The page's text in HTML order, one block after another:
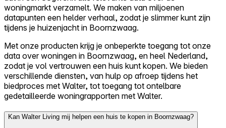
woningmarkt verzamelt. We maken van miljoenen
datapunten een helder verhaal, zodat je slimmer kunt zijn
tijdens je huizenjacht in Boornzwaag.
Met onze producten krijg je onbeperkte toegang tot onze
data over woningen in Boornzwaag, en heel Nederland,
zodat je vol vertrouwen een huis kunt kopen. We bieden
verschillende diensten, van hulp op afroep tijdens het
biedproces met Walter, tot toegang tot ontelbare
gedetailleerde woningrapporten met Walter.
Kan Walter Living mij helpen een huis te kopen in Boornzwaag?